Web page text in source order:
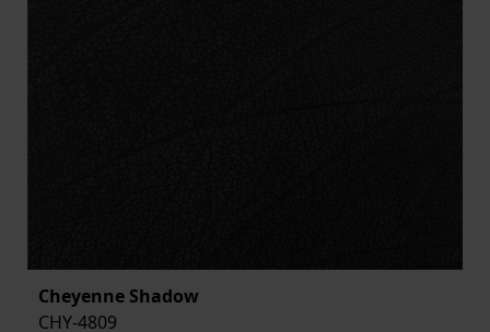
Cheyenne Shadow
CHY-4809